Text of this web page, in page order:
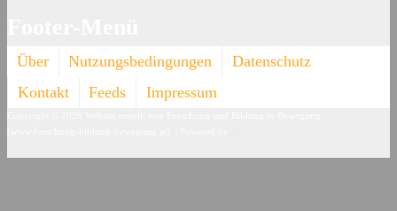
Über Nutzungsbedingungen
Datenschutz
Kontakt
Feeds Impressum